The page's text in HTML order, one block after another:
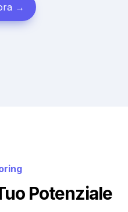
→
Potenziale